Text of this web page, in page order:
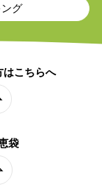
グ
はこちらへ
袋